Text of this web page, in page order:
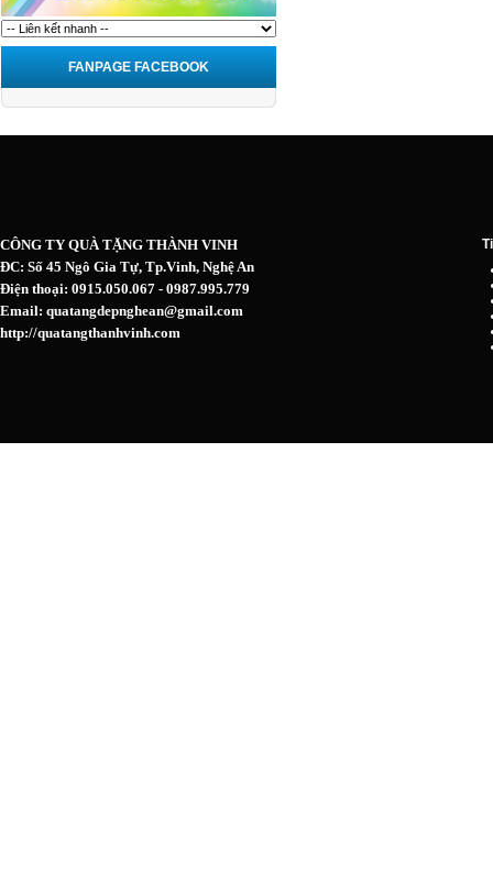
FANPAGE FACEBOOK
CÔNG TY QUÀ TẶNG THÀNH VINH
ĐC: Số 45 Ngô Gia Tự, Tp.Vinh, Nghệ An
Điện thoại: 0915.050.067 - 0987.995.779
Email: quatangdepnghean@gmail.com
http://quatangthanhvinh.com